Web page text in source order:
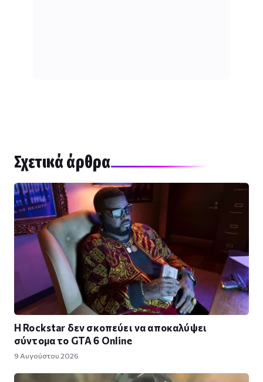
Σχετικά άρθρα
Η Rockstar δεν σκοπεύει να αποκαλύψει
σύντομα το GTA 6 Online
9 Αυγούστου 2026